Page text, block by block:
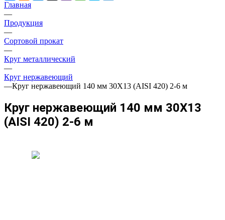
Главная
—
Продукция
—
Сортовой прокат
—
Круг металлический
—
Круг нержавеющий
—Круг нержавеющий 140 мм 30Х13 (AISI 420) 2-6 м
Круг нержавеющий 140 мм 30Х13
(AISI 420) 2-6 м